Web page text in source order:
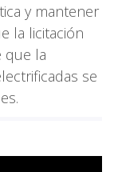
y mantener
la licitación
que la
se